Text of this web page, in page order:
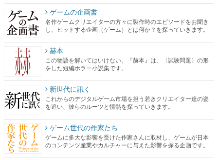
ゲームの企画書
名作ゲームクリエイターの方々に製作時のエピソードをお聞き
し、ヒットする企画（ゲーム）とは何か？を探っていきます。
赫本
この物語を解いてはいけない。『赫本』は、〈試験問題〉の形
をした短編ホラー小説集です。
新世代に訊く
これからのデジタルゲーム市場を担う若きクリエイター達の姿
を追い、彼らのルーツと情熱を探っていきます。
ゲーム世代の作家たち
ゲームに多大な影響を受けた作家さんに取材し、ゲームが日本
のコンテンツ産業やカルチャーに与えた影響を探る企画です。